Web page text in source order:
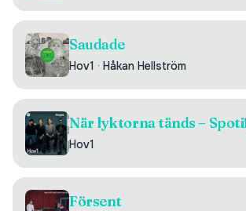
Saudade
Hov1 · Håkan Hellström
När lyktorna tänds –
Hov1
Försent